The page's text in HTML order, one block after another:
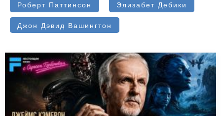
Роберт Паттинсон Элизабет Дебики
Джон Дэвид Вашингтон